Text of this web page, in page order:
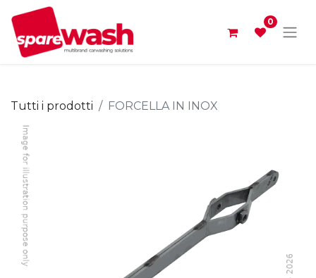
0
Tutti i prodotti FORCELLA IN INOX